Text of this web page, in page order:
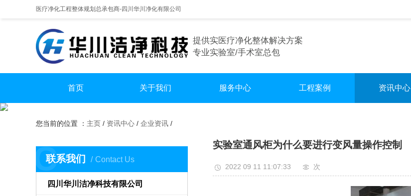
医疗净化工程整体规划总承包商-四川华川净化有限公司
提供实医疗净化整体解决方案
专业实验室/手术室总包
首页 关于我们 服务中心
无尘车间净化装修
工程案例
无尘车间
资讯中心
您当前的位置 ： 主页 / 资讯中心 / 企业资讯 /
联系我们 Contact Us
C
四川华川洁净科技有限公司
实验室通风柜为什么要进行变风量操作控制
2022 09 11 11:07:33 次